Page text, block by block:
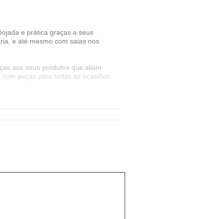
e prática graças a seus
e até mesmo com saias nos
aos seus produtos que aliam
peças para todas as ocasiões.